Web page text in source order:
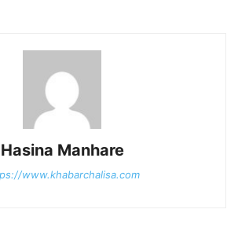
Hasina Manhare
www.khabarchalisa.com